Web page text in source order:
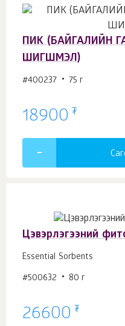
ПИК (БАЙГАЛИЙН
ШИГШМЭЛ)
#400237 75 г
18900 ₮
Цэвэрлэгээний
Essential Sorbents
#500632 80 г
26600 ₮